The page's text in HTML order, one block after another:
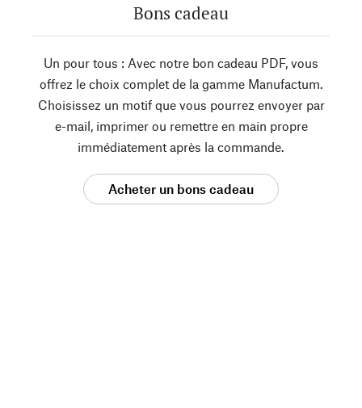
Bons cadeau
Un pour tous : Avec notre bon cadeau PDF, vous
offrez le choix complet de la gamme Manufactum.
Choisissez un motif que vous pourrez envoyer par
e-mail, imprimer ou remettre en main propre
immédiatement après la commande.
Acheter un bons cadeau